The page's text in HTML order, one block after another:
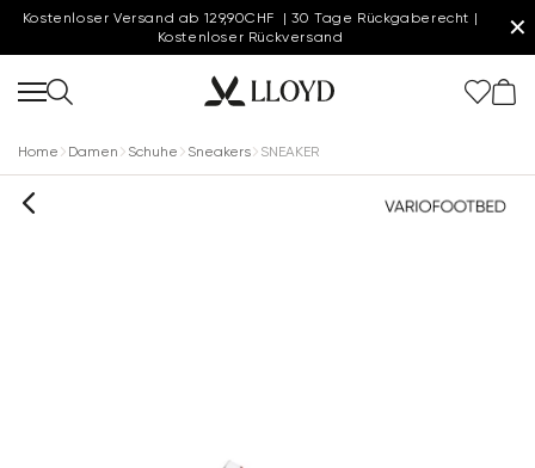
Kostenloser Versand ab 129,90CHF | 30 Tage Rückgaberecht |
Kostenloser Rückversand
✕
Home Damen Schuhe Sneakers SNEAKER